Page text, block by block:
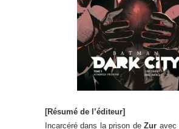
[Résumé de l’éditeur]
Incarcéré dans la prison deZur avec